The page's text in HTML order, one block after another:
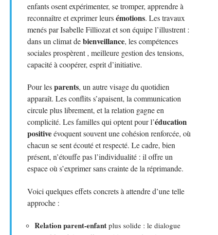
enfants osent expérimenter, se tromper, apprendre à
reconnaître et exprimer leursémotions. Les travaux
menés par Isabelle Filliozat et son équipe l’illustrent :
dans un climat debienveillance, les compétences
sociales prospèrent , meilleure gestion des tensions,
capacité à coopérer, esprit d’initiative.
Pour lesparents, un autre visage du quotidien
apparaît. Les conflits s’apaisent, la communication
circule plus librement, et la relation gagne en
complicité. Les familles qui optent pour l’éducation
positiveévoquent souvent une cohésion renforcée, où
chacun se sent écouté et respecté. Le cadre, bien
présent, n’étouffe pas l’individualité : il offre un
espace où s’exprimer sans crainte de la réprimande.
Voici quelques effets concrets à attendre d’une telle
approche :
Relation parent-enfant plus solide : le dialogue